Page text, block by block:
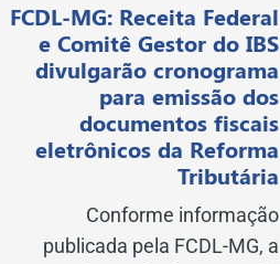
FCDL-MG: Receita Federal
e Comitê Gestor do IBS
divulgarão cronograma
para emissão dos
documentos fiscais
eletrônicos da Reforma
Tributária
Conforme informação
publicada pela FCDL-MG, a